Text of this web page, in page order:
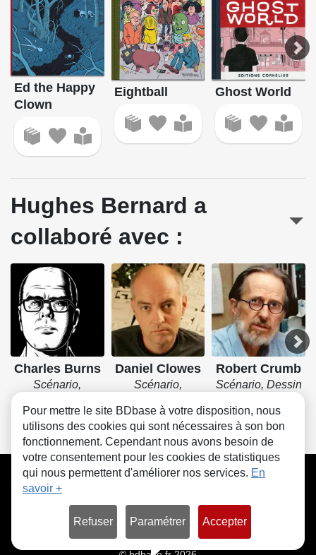
Ed the Happy
Clown
Eightball Ghost World
Hughes Bernard a
collaboré avec :
Charles Burns
Scénario,
Daniel Clowes
Scénario,
Robert Crumb
Scénario, Dessin
CGU FAQ Contact Cookies
Pour mettre le site BDbase à votre disposition, nous
utilisons des cookies qui sont nécessaires à son bon
fonctionnement. Cependant nous avons besoin de
votre consentement pour les cookies de statistiques
qui nous permettent d'améliorer nos services. En
savoir +
Refuser Paramétrer Accepter